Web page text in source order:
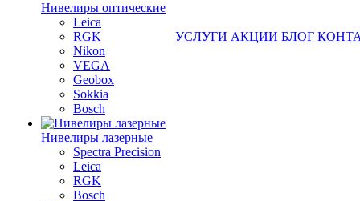
Нивелиры оптические
Leica
RGK
Nikon
VEGA
Geobox
Sokkia
Bosch
Нивелиры лазерные
Spectra Precision
Leica
RGK
Bosch
УСЛУГИ АКЦИИ БЛОГ